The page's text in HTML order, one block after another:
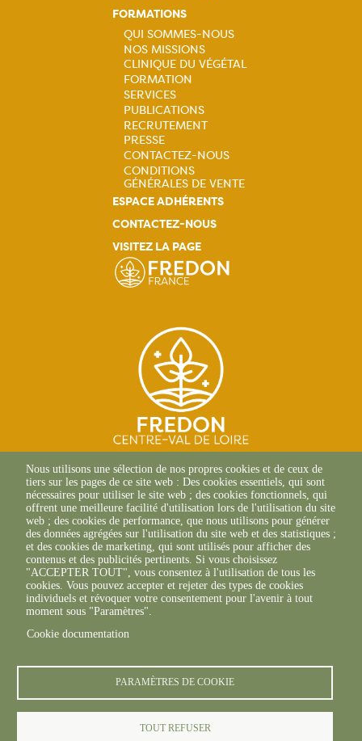
FORMATIONS
Navigation
principale
QUI SOMMES-NOUS
NOS MISSIONS
CLINIQUE DU VÉGÉTAL
FORMATION
SERVICES
PUBLICATIONS
RECRUTEMENT
PRESSE
CONTACTEZ-NOUS
CONDITIONS
GÉNÉRALES DE VENTE
ESPACE ADHÉRENTS
CONTACTEZ-NOUS
VISITEZ LA PAGE
SITE D'ORLÉANS
13 Av. des Droits de
l'Homme
45000 Orléans
02 38 42 13 88 (Composer le
canal 1)
SITE DE CHAMBRAY-LÈS-
TOURS
9 ter Rue Augustin Fresnel
37170 Chambray-Les-Tours
02 47 66 27 66
Nous utilisons une sélection de nos propres cookies et de ceux de
tiers sur les pages de ce site web : Des cookies essentiels, qui sont
nécessaires pour utiliser le site web ; des cookies fonctionnels, qui
offrent une meilleure facilité d'utilisation lors de l'utilisation du site
web ; des cookies de performance, que nous utilisons pour générer
des données agrégées sur l'utilisation du site web et des statistiques ;
et des cookies de marketing, qui sont utilisés pour afficher des
contenus et des publicités pertinents. Si vous choisissez
"ACCEPTER TOUT", vous consentez à l'utilisation de tous les
cookies. Vous pouvez accepter et rejeter des types de cookies
individuels et révoquer votre consentement pour l'avenir à tout
moment sous "Paramètres".
Cookie documentation
PARAMÈTRES DE COOKIE
TOUT REFUSER